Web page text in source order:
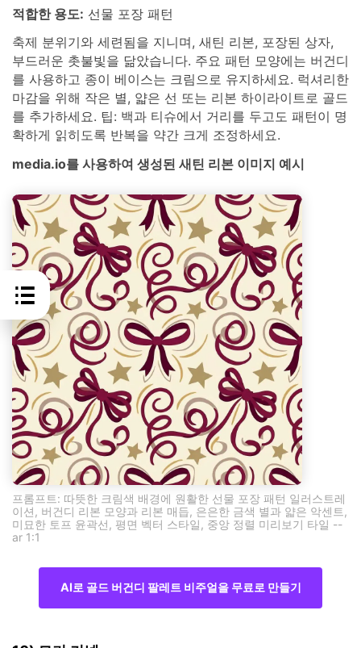
적합한 용도: 선물 포장 패턴
축제 분위기와 세련됨을 지니며, 새틴 리본, 포장된 상자,
부드러운 촛불빛을 닮았습니다. 주요 패턴 모양에는 버건디
를 사용하고 종이 베이스는 크림으로 유지하세요. 럭셔리한
마감을 위해 작은 별, 얇은 선 또는 리본 하이라이트로 골드
를 추가하세요. 팁: 백과 티슈에서 거리를 두고도 패턴이 명
확하게 읽히도록 반복을 약간 크게 조정하세요.
media.io를 사용하여 생성된 새틴 리본 이미지 예시
프롬프트: 따뜻한 크림색 배경에 원활한 선물 포장 패턴 일러스트레
이션, 버건디 리본 모양과 리본 매듭, 은은한 금색 별과 얇은 악센트,
미묘한 토프 윤곽선, 평면 벡터 스타일, 중앙 정렬 미리보기 타일 --
ar 1:1
AI로 골드 버건디 팔레트 비주얼을 무료로 만들기